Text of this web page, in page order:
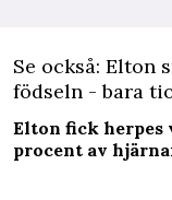
Se också: Elton
födseln - bara
Elton fick herpes
procent av